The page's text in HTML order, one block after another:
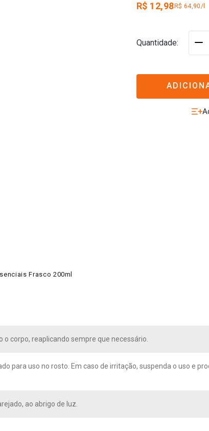
R$ 12,98R$ 64,90/l
Quantidade
Frasco 200ml
corpo, reaplicando sempre que necessário.
para uso no rosto. Em caso de irritação, suspenda o uso e
ao abrigo de luz.